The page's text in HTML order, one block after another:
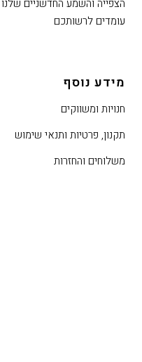
הצפייה והשמע החדשניים שלנו
עומדים לרשותכם
מידע נוסף
חנויות ומשווקים
תקנון, פרטיות ותנאי שימוש
משלוחים והחזרות